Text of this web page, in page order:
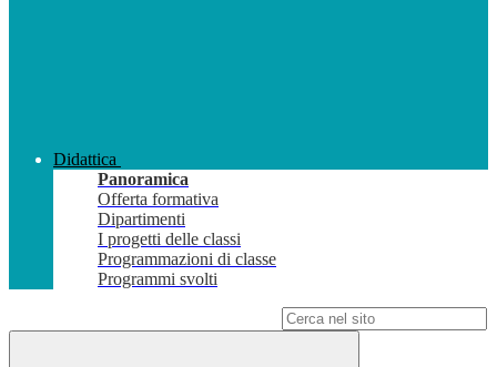
Didattica
Panoramica
Offerta formativa
Dipartimenti
I progetti delle classi
Programmazioni di classe
Programmi svolti